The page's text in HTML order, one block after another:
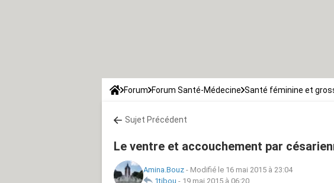
Forum Forum Santé-Médecine Santé féminine et
Sujet Précédent
Le ventre et accouchement par
Amina.Bouz - Modifié le 16 mai 2015 à 23:04
1tibou - 19 mai 2015 à 06:20